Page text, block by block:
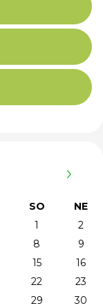
SO
NE
1
2
8
9
15
16
22
23
29
30